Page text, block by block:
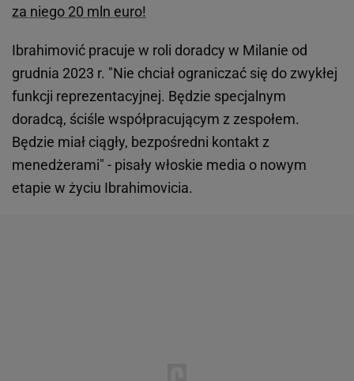
za niego 20 mln euro!
Ibrahimović pracuje w roli doradcy w Milanie od
grudnia 2023 r. "Nie chciał ograniczać się do zwykłej
funkcji reprezentacyjnej. Będzie specjalnym
doradcą, ściśle współpracującym z zespołem.
Będzie miał ciągły, bezpośredni kontakt z
menedżerami" - pisały włoskie media o nowym
etapie w życiu Ibrahimovicia.